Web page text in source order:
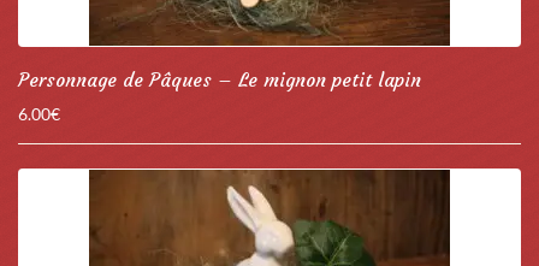
Personnage de Pâques – Le mignon petit lapin
6.00€